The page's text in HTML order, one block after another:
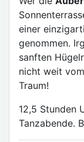
einer
genommen.
sanften
nicht weit
Traum!
12,5 Stunden
Tanzabende.